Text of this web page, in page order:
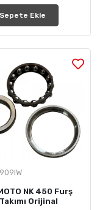
Sepete Ekle
NK 450 Furş
Takımı Orijinal